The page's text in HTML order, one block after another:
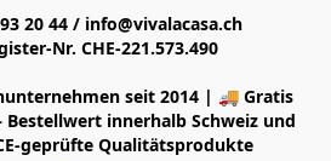
20 44 / info@vivalacasa.ch
Nr. CHE-221.573.490
seit 2014 | 🚚 Gratis
Bestellwert innerhalb Schweiz und
geprüfte Qualitätsprodukte